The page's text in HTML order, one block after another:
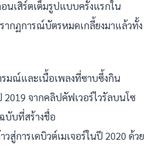
นเสิร์ตเต็มรูปแบบครั้งแรกใน
ากฏการณ์บัตรหมดเกลี้ยงมาแล้วทั้ง
รมณ์และเนื้อเพลงที่ซาบซึ้งกิน
2019 จากคลิปคัฟเวอร์ไวรัลบนโซ
บับที่สร้างชื่อ
วสู่การเดบิวต์เมเจอร์ในปี 2020 ด้วย